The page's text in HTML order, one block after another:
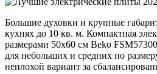
Большие духовки и крупные
кухнях до 10 кв. м. Компактная
размерами 50х60 см Beko
для небольших и средних по
неплохой вариант за